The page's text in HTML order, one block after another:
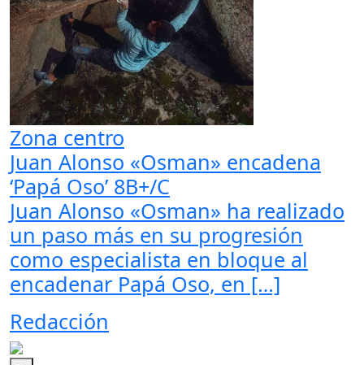
Zona centro
Juan Alonso «Osman» encadena
‘Papá Oso’ 8B+/C
Juan Alonso «Osman» ha realizado
un paso más en su progresión
como especialista en bloque al
encadenar Papá Oso, en […]
Redacción